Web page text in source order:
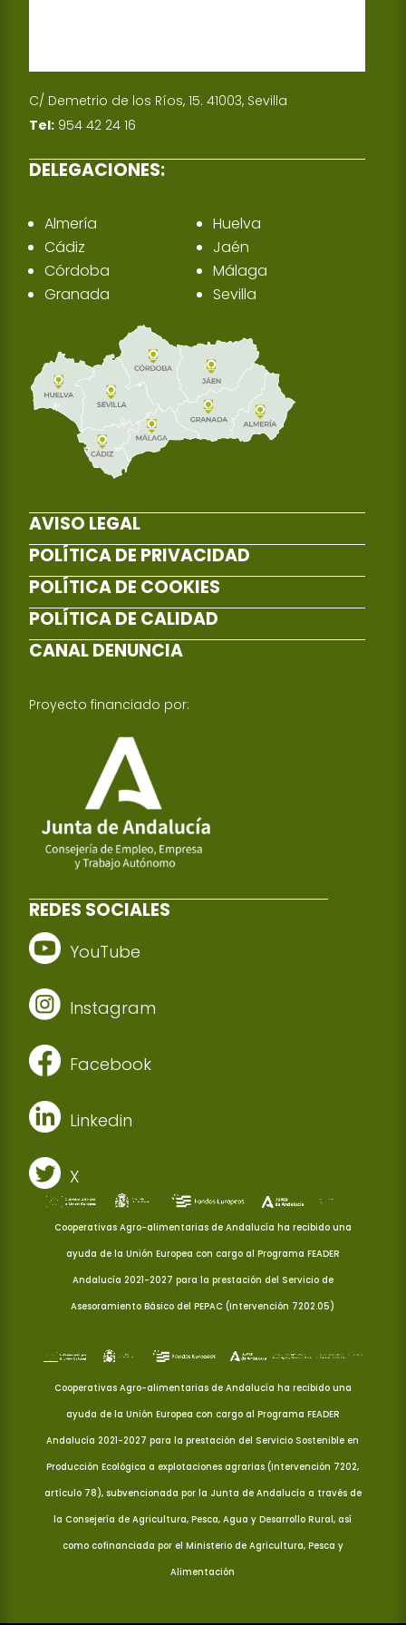
C/ Demetrio de los Ríos, 15. 41003, Sevilla
Tel: 954 42 24 16
DELEGACIONES:
Almería
Cádiz
Córdoba
Granada
Huelva
Jaén
Málaga
Sevilla
AVISO LEGAL
POLÍTICA DE PRIVACIDAD
POLÍTICA DE COOKIES
POLÍTICA DE CALIDAD
CANAL DENUNCIA
Proyecto financiado por:
REDES SOCIALES
YouTube
Instagram
Facebook
Linkedin
X
Cooperativas Agro-alimentarias de Andalucía ha recibido una
ayuda de la Unión Europea con cargo al Programa FEADER
Andalucía 2021-2027 para la prestación del Servicio de
Asesoramiento Básico del PEPAC (Intervención 7202.05)
Cooperativas Agro-alimentarias de Andalucía ha recibido una
ayuda de la Unión Europea con cargo al Programa FEADER
Andalucía 2021-2027 para la prestación del Servicio Sostenible en
Producción Ecológica a explotaciones agrarias (Intervención 7202,
artículo 78), subvencionada por la Junta de Andalucía a través de
la Consejería de Agricultura, Pesca, Agua y Desarrollo Rural, así
como cofinanciada por el Ministerio de Agricultura, Pesca y
Alimentación